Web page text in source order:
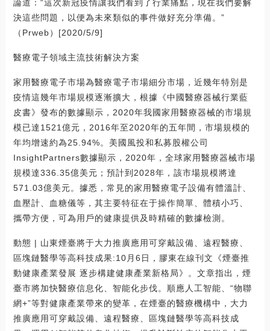
論道：“這次新冠疫情讓我們看到了行業痛點，現在我們要解
決這些問題，以便為未來類似的事件做好充分準備。”
（Prweb）[2020/5/9]
醫療電子領域主流技術解決方案
家用醫療電子市場為醫療電子市場細分市場，近幾年特別是
疫情這幾年市場規模逐漸擴大，根據《中國醫療器械行業藍
皮書》發布的數據顯示，2020年我國家用醫療器械的市場規
模已達1521億元，2016年至2020年的五年間，市場規模的
年均增速約為25.94%。美國風投和私募股權公司
InsightPartners數據顯示，2020年，全球家用醫療器械市場
規模達336.35億美元；預計到2028年，該市場規模將達
571.03億美元。據悉，常見的家用醫療電子設備有體溫計、
血壓計、血糖儀等，其主要特征在于操作簡單、體積小巧、
攜帶方便，可為用戶的健康提供及時精確的數據檢測。
動態 | 山東煙臺將于大力推廣應用可穿戴設備、遠程醫療、
區塊鏈醫學等高科技成果:10月6日，膠東在線刊文《煙臺推
動健康產業發展 逐步構建健康產業新格局》。文章指出，煙
臺市將加快醫療信息化、智能化步伐。順應人工智能、“物聯
網+”等對健康產業帶來的變革，在煙臺的醫療機構中，大力
推廣應用可穿戴設備、遠程醫療、區塊鏈醫學等高科技成